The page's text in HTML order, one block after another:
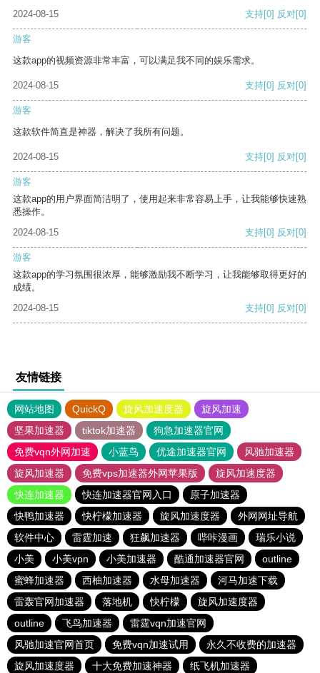
2024-08-15
支持[0] 反对[0]
游客
这款app的视频资源非常丰富，可以满足我不同的娱乐需求。
2024-08-15 支持[0] 反对[0]
游客
这款软件简直是神器，解决了我所有问题。
2024-08-15 支持[0] 反对[0]
游客
这款app的用户界面简洁明了，使用起来非常容易上手，让我能够快速熟
悉操作。
2024-08-15
支持[0] 反对[0]
游客
这款app的学习氛围很浓厚，能够激励我不断学习，让我能够取得更好的
成绩。
2024-08-15
支持[0] 反对[0]
友情链接
网站地图 QuickQ 旋风加速度器
旋风加速
坚果加速器
tiktok加速器
狗急加速器官网
免费vqn外网加速
小蓝鸟 优途加速器官网
风驰加速器
旋风加速器
免费vps加速器外网苹果版
旋风加速度器
快连加速器
快连加速器官网入口
原子加速器
快鸭加速器
快柠檬加速器 旋风加速度器
外网网址导航
软件中心
雷霆加速 狂飙加速器 哔咔漫画
瑞乐小说
小美
小美vpn 小美加速器 酷通加速器官网
outline
蜜蜂加速器
西柚加速器 水母加速器
河马加速下载
雷轰官网加速器
落地机 快柠檬
旋风加速度器
outline
飞鸟加速器
雷霆vqn加速官网
风驰加速官网首页
免费vqn加速试用
永久不收费的加速器
旋风加速度器
十大免费加速神器 纸飞机加速器